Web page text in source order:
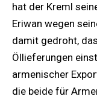
hat der Kreml
Eriwan wegen
damit gedroht,
Öllieferungen
armenischer
die beide für